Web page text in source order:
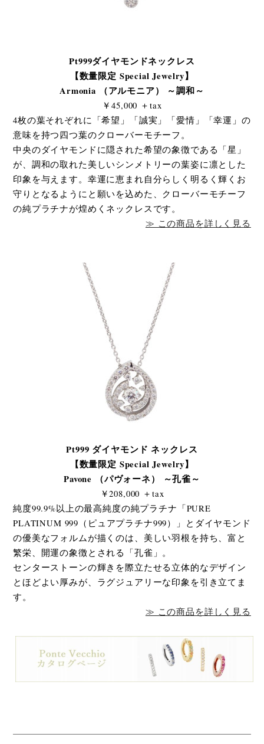
Pt999ダイヤモンドネックレス
【数量限定 Special Jewelry】
Armonia （アルモニア） ～調和～
￥45,000 ＋tax
4枚の葉それぞれに「希望」「誠実」「愛情」「幸運」の
意味を持つ四つ葉のクローバーモチーフ。
中央のダイヤモンドに隠された希望の象徴である「星」
が、調和の取れた美しいシンメトリーの葉姿に凛とした
印象を与えます。幸運に恵まれ自分らしく明るく輝くお
守りとなるようにと願いを込めた、クローバーモチーフ
の純プラチナが煌めくネックレスです。
≫ この商品を詳しく見る
Pt999 ダイヤモンド ネックレス
【数量限定 Special Jewelry】
Pavone （パヴォーネ） ～孔雀～
￥208,000 ＋tax
純度99.9%以上の最高純度の純プラチナ「PURE
PLATINUM 999（ピュアプラチナ999）」とダイヤモンド
の優美なフォルムが描くのは、美しい羽根を持ち、富と
繁栄、開運の象徴とされる「孔雀」。
センターストーンの輝きを際立たせる立体的なデザイン
とほどよい厚みが、ラグジュアリーな印象を引き立てま
す。
≫ この商品を詳しく見る